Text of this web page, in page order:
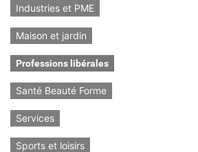
Industries et PME
Maison et jardin
Professions libérales
Santé Beauté Forme
Services
Sports et loisirs